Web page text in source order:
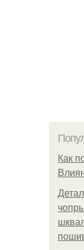
Как